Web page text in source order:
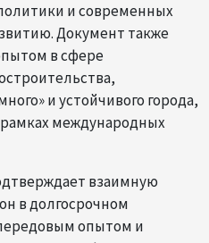
и современных
Документ также
в сфере
и устойчивого города,
международных
взаимную
в долгосрочном
опытом и